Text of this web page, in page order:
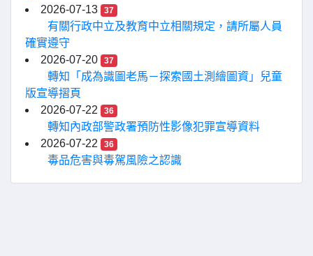
2026-07-13
37
有關行政中立及教育中立相關規定，請所屬人員
確實遵守
2026-07-20
37
轉知「成為識圖老馬－探索國土測繪圖資」兒童
版宣導摺頁
2026-07-22
36
轉知內政部警政署預防性影像犯罪宣導資料
2026-07-22
36
毒品危害與毒駕風險之認識